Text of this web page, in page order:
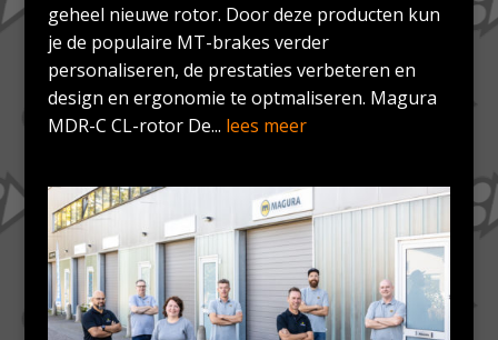
geheel nieuwe rotor. Door deze producten kun
je de populaire MT-brakes verder
personaliseren, de prestaties verbeteren en
design en ergonomie te optmaliseren. Magura
MDR-C CL-rotor De... lees meer